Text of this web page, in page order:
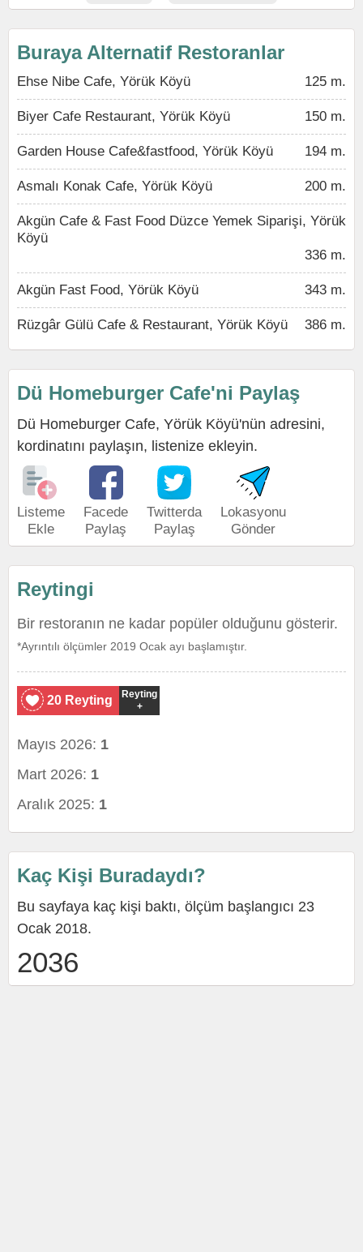
Buraya Alternatif Restoranlar
Ehse Nibe Cafe, Yörük Köyü 125 m.
Biyer Cafe Restaurant, Yörük Köyü 150 m.
Garden House Cafe&fastfood, Yörük Köyü 194 m.
Asmalı Konak Cafe, Yörük Köyü 200 m.
Akgün Cafe & Fast Food Düzce Yemek Siparişi, Yörük
Köyü
336 m.
Akgün Fast Food, Yörük Köyü 343 m.
Rüzgâr Gülü Cafe & Restaurant, Yörük Köyü 386 m.
Dü Homeburger Cafe'ni Paylaş
Dü Homeburger Cafe, Yörük Köyü'nün adresini,
kordinatını paylaşın, listenize ekleyin.
Listeme
Ekle
Facede
Paylaş
Twitterda
Paylaş
Lokasyonu
Gönder
Reytingi
Bir restoranın ne kadar popüler olduğunu gösterir.
*Ayrıntılı ölçümler 2019 Ocak ayı başlamıştır.
20 Reyting
Reyting
+
Mayıs 2026: 1
Mart 2026: 1
Aralık 2025: 1
Kaç Kişi Buradaydı?
Bu sayfaya kaç kişi baktı, ölçüm başlangıcı 23
Ocak 2018.
2036